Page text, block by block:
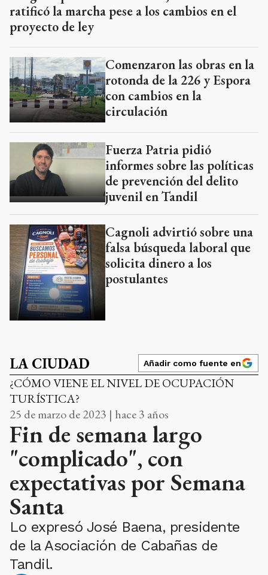
ratificó la marcha pese a los cambios en el
proyecto de ley
Comenzaron las obras en la
rotonda de la 226 y Espora
con cambios en la
circulación
Fuerza Patria pidió
informes sobre las políticas
de prevención del delito
juvenil en Tandil
Cagnoli advirtió sobre una
falsa búsqueda laboral que
solicita dinero a los
postulantes
LA CIUDAD Añadir como fuente en
¿CÓMO VIENE EL NIVEL DE OCUPACIÓN
TURÍSTICA?
25 de marzo de 2023 | hace 3 años
Fin de semana largo
"complicado", con
expectativas por Semana
Santa
Lo expresó José Baena, presidente
de la Asociación de Cabañas de
Tandil.